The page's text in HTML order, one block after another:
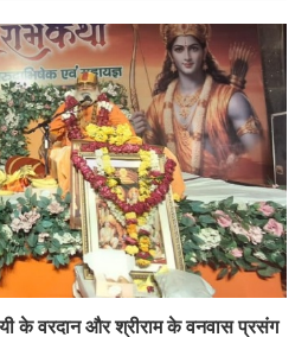
के वरदान और श्रीराम के वनवास प्रसंग